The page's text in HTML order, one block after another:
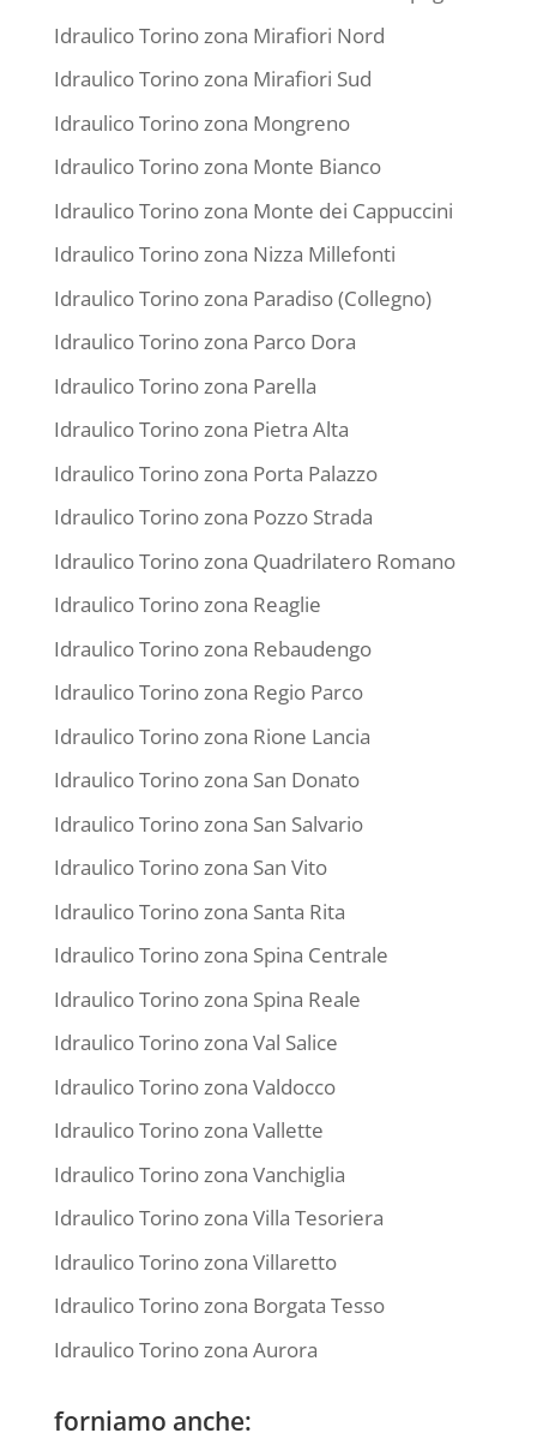
Idraulico Torino zona Mirafiori Nord
Idraulico Torino zona Mirafiori Sud
Idraulico Torino zona Mongreno
Idraulico Torino zona Monte Bianco
Idraulico Torino zona Monte dei Cappuccini
Idraulico Torino zona Nizza Millefonti
Idraulico Torino zona Paradiso (Collegno)
Idraulico Torino zona Parco Dora
Idraulico Torino zona Parella
Idraulico Torino zona Pietra Alta
Idraulico Torino zona Porta Palazzo
Idraulico Torino zona Pozzo Strada
Idraulico Torino zona Quadrilatero Romano
Idraulico Torino zona Reaglie
Idraulico Torino zona Rebaudengo
Idraulico Torino zona Regio Parco
Idraulico Torino zona Rione Lancia
Idraulico Torino zona San Donato
Idraulico Torino zona San Salvario
Idraulico Torino zona San Vito
Idraulico Torino zona Santa Rita
Idraulico Torino zona Spina Centrale
Idraulico Torino zona Spina Reale
Idraulico Torino zona Val Salice
Idraulico Torino zona Valdocco
Idraulico Torino zona Vallette
Idraulico Torino zona Vanchiglia
Idraulico Torino zona Villa Tesoriera
Idraulico Torino zona Villaretto
Idraulico Torino zona Borgata Tesso
Idraulico Torino zona Aurora
forniamo anche: